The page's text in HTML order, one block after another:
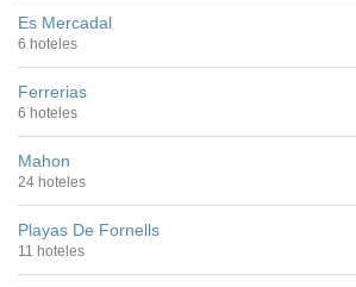
Es Mercadal
6 hoteles
Ferrerias
6 hoteles
Mahon
24 hoteles
Playas De Fornells
11 hoteles